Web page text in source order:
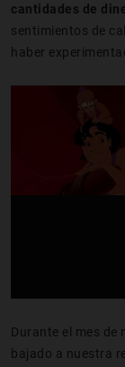
cantidades de
sentimientos de
haber
Durante el mes de
bajado a nuestra